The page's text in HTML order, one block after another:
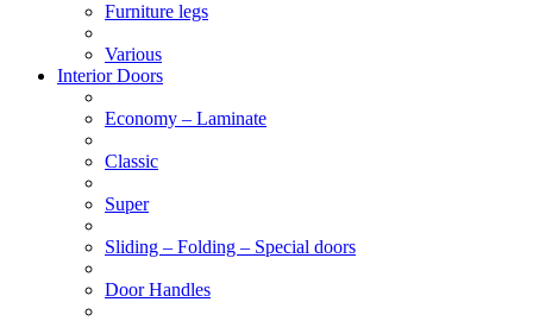
Furniture legs
Various
Interior Doors
Economy – Laminate
Classic
Super
Sliding – Folding – Special doors
Door Handles